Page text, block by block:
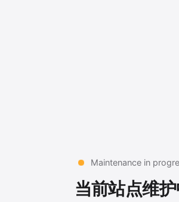
Maintenance in
当前站点维